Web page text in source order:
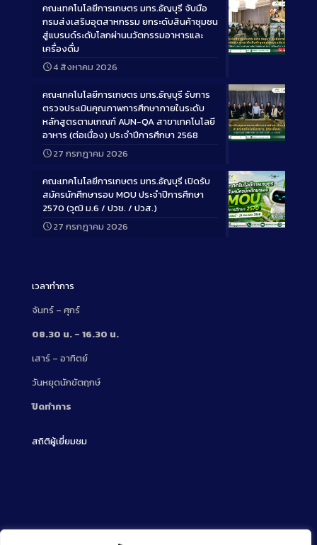
Long
คณะเทคโนโลยีการเกษตร มทร.ธัญบุรี จับมือ
กรมส่งเสริมอุตสาหกรรม ยกระดับสินค้าชุมชน
สู่แบรนด์ระดับโลกผ่านนวัตกรรมอาหารและ
เครื่องดื่ม
4 สิงหาคม 2026
Long
คณะเทคโนโลยีการเกษตร มทร.ธัญบุรี รับการ
ตรวจประเมินคุณภาพการศึกษาภายในระดับ
หลักสูตรตามเกณฑ์ AUN-QA สาขาเทคโนโลยี
อาหาร (ต่อเนื่อง) ประจำปีการศึกษา 2568
27 กรกฎาคม 2026
Long
คณะเทคโนโลยีการเกษตร มทร.ธัญบุรี เปิดรับ
สมัครนักศึกษารอบ MOU ประจำปีการศึกษา
2570 (วุฒิ ม.6 / ปวช. / ปวส.)
27 กรกฎาคม 2026
เวลาทำการ
จันทร์ – ศุกร์
08.30 น. – 16.30 น.
เสาร์ – อาทิตย์
วันหยุดนักขัตฤกษ์
ปิดทำการ
สถิติผู้เยี่ยมชม